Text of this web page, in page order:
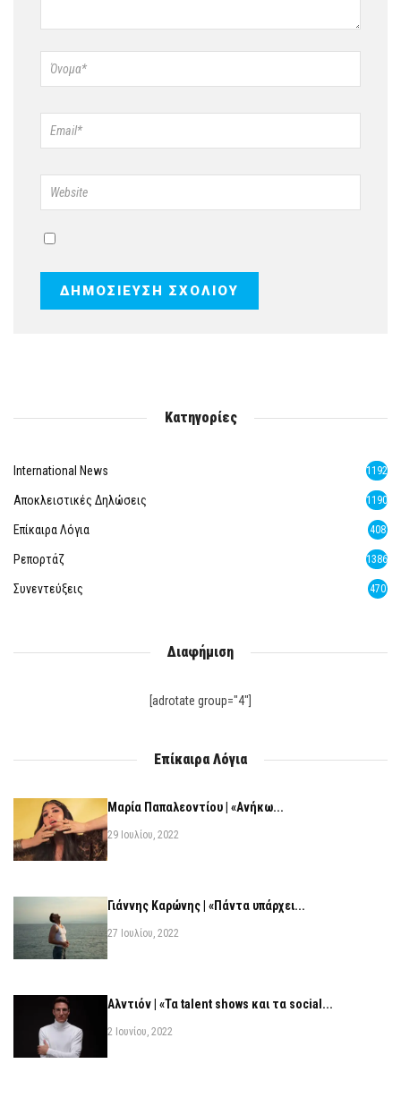
Κατηγορίες
International News 1192
Αποκλειστικές Δηλώσεις 1190
Επίκαιρα Λόγια 408
Ρεπορτάζ 1386
Συνεντεύξεις 470
Διαφήμιση
[adrotate group="4"]
Επίκαιρα Λόγια
Μαρία Παπαλεοντίου | «Ανήκω...
29 Ιουλίου, 2022
Γιάννης Καρώνης | «Πάντα υπάρχει...
27 Ιουλίου, 2022
Αλντιόν | «Τα talent shows και τα social...
2 Ιουνίου, 2022